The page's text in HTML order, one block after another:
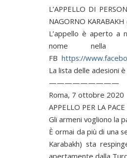
L’APPELLO DI
NAGORNO KARABAKH
L’appello è aperto a
nome nella
FB https://
La lista delle adesioni
—————————
Roma, 7 ottobre 2020
APPELLO PER LA
Gli armeni vogliono la
È ormai da più di una
Karabakh) sta